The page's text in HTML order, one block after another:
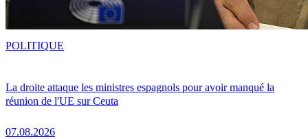
La droite attaque les ministres espagnols pour avoir manqué la
réunion de l'UE sur Ceuta
07.08.2026
POLITIQUE